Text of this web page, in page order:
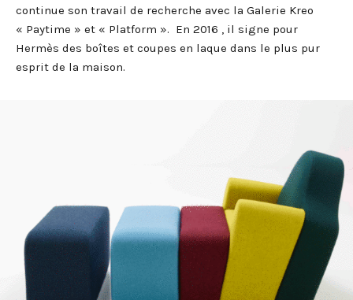
continue son travail de recherche avec la Galerie Kreo
« Paytime » et « Platform ». En 2016 , il signe pour
Hermès des boîtes et coupes en laque dans le plus pur
esprit de la maison.